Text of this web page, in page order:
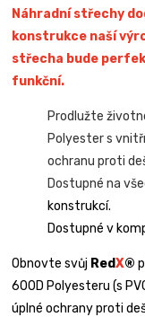
Náhradní střechy
konstrukce naší
střecha bude
funkční.
Prodlužte
Polyester s
ochranu proti
Dostupné na
konstrukcí.
Dostupné v
Obnovte svůj RedX®
600D Polyesteru (s
úplné ochrany proti